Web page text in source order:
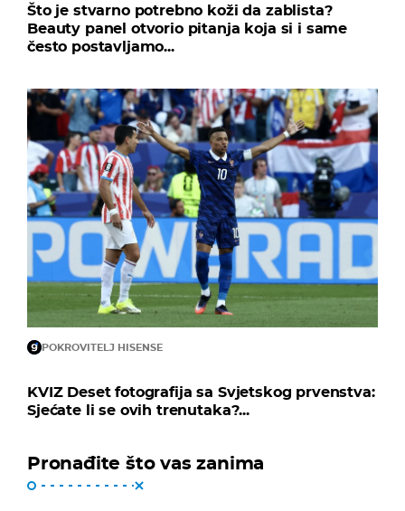
Što je stvarno potrebno koži da zablista?
Beauty panel otvorio pitanja koja si i same
često postavljamo...
POKROVITELJ HISENSE
KVIZ Deset fotografija sa Svjetskog prvenstva:
Sjećate li se ovih trenutaka?...
Pronađite što vas zanima